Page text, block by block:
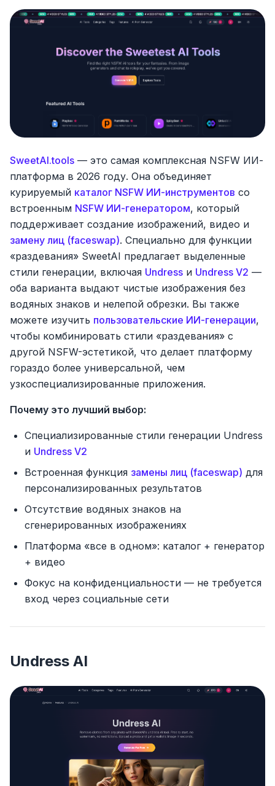
SweetAI.tools — это самая комплексная NSFW ИИ-
платформа в 2026 году. Она объединяет
курируемый каталог NSFW ИИ-инструментов со
встроенным NSFW ИИ-генератором, который
поддерживает создание изображений, видео и
замену лиц (faceswap). Специально для функции
«раздевания» SweetAI предлагает выделенные
стили генерации, включая Undress и Undress V2 —
оба варианта выдают чистые изображения без
водяных знаков и нелепой обрезки. Вы также
можете изучить пользовательские ИИ-генерации,
чтобы комбинировать стили «раздевания» с
другой NSFW-эстетикой, что делает платформу
гораздо более универсальной, чем
узкоспециализированные приложения.
Почему это лучший выбор:
Специализированные стили генерации Undress
и Undress V2
Встроенная функция замены лиц (faceswap) для
персонализированных результатов
Отсутствие водяных знаков на
сгенерированных изображениях
Платформа «все в одном»: каталог + генератор
+ видео
Фокус на конфиденциальности — не требуется
вход через социальные сети
Undress AI